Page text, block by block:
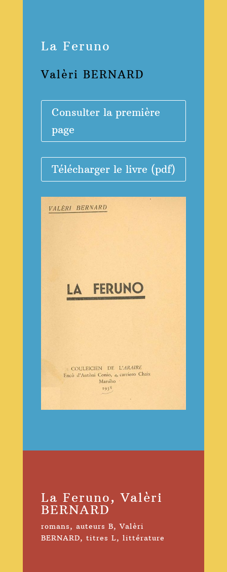
La Feruno
Valèri BERNARD
Consulter la première
page
Télécharger le livre (pdf)
La Feruno, Valèri
BERNARD
romans, auteurs B,Valèri
BERNARD, titres L, littérature